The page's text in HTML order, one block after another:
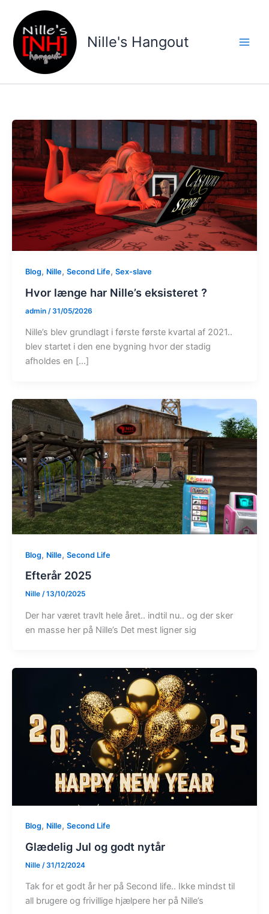
indholdet
Nille's Hangout
Blog, Nille, Second Life, Sex-slave
Hvor længe har Nille’s eksisteret ?
admin /31/05/2026
Nille’s blev grundlagt i første første kvartal af 2021..
blev startet i den ene bygning hvor der stadig
afholdes en […]
Blog, Nille, Second Life
Efterår 2025
Nille /13/10/2025
Der har været travlt hele året.. indtil nu.. og der sker
en masse her på Nille’s Det mest ligner sig
Blog, Nille, Second Life
Glædelig Jul og godt nytår
Nille /31/12/2024
Tak for et godt år her på Second life.. Ikke mindst til
all brugere og frivillige hjælpere her på Nille’s